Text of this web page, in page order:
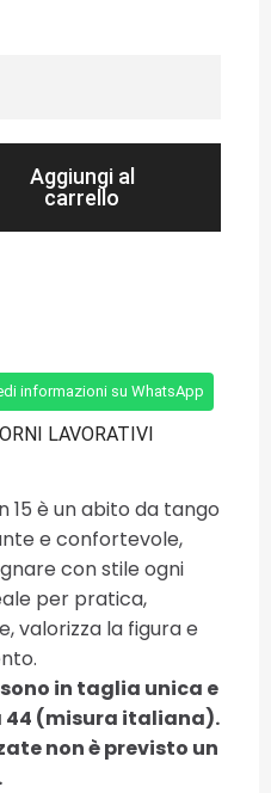
Aggiungi al
carrello
informazioni su WhatsApp
LAVORATIVI
15 è un abito da tango
e confortevole,
con stile ogni
per pratica,
valorizza la figura e
in taglia unica e
44 (misura italiana).
non è previsto un